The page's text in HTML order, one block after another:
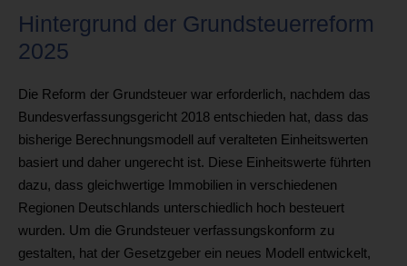
Hintergrund der Grundsteuerreform
2025
Die Reform der Grundsteuer war erforderlich, nachdem das
Bundesverfassungsgericht 2018 entschieden hat, dass das
bisherige Berechnungsmodell auf veralteten Einheitswerten
basiert und daher ungerecht ist. Diese Einheitswerte führten
dazu, dass gleichwertige Immobilien in verschiedenen
Regionen Deutschlands unterschiedlich hoch besteuert
wurden. Um die Grundsteuer verfassungskonform zu
gestalten, hat der Gesetzgeber ein neues Modell entwickelt,